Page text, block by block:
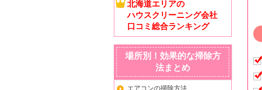
北海道エリアの
ハウスクリーニング会社
口コミ総合ランキング
場所別！効果的な掃除方
法まとめ
エアコンの掃除方法